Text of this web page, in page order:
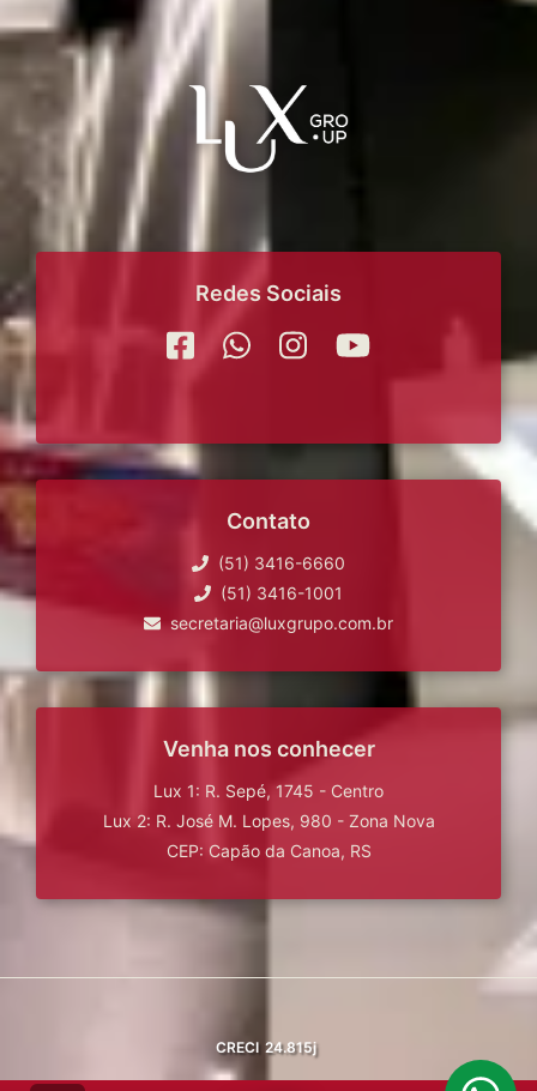
Redes Sociais
Contato
(51) 3416-6660
(51) 3416-1001
secretaria@luxgrupo.com.br
Venha nos conhecer
Lux 1: R. Sepé, 1745 - Centro
Lux 2: R. José M. Lopes, 980 - Zona Nova
CEP: Capão da Canoa, RS
CRECI 24.815j